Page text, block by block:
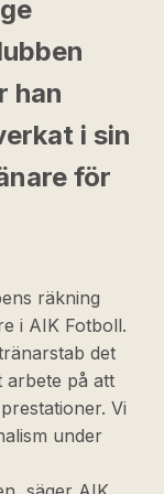
han
i sin
för
räkning
i AIK Fotboll.
det
arbete på att
Vi
under